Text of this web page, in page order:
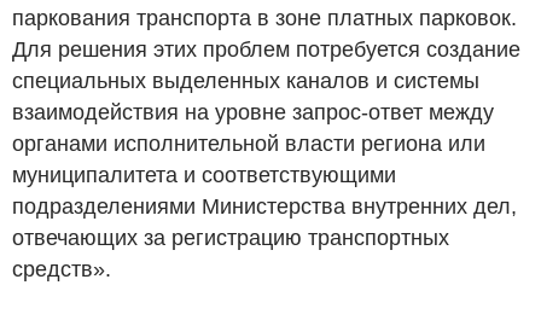
паркования транспорта в зоне платных парковок.
Для решения этих проблем потребуется создание
специальных выделенных каналов и системы
взаимодействия на уровне запрос-ответ между
органами исполнительной власти региона или
муниципалитета и соответствующими
подразделениями Министерства внутренних дел,
отвечающих за регистрацию транспортных
средств».